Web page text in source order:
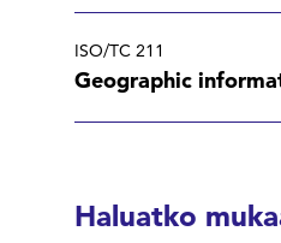
ISO/TC 211
Geographic
Haluatko